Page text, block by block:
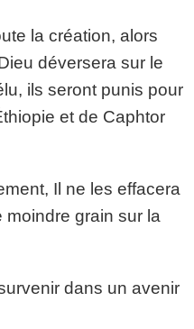
la création, alors
déversera sur le
ils seront punis pour
et de Caphtor
Il ne les effacera
moindre grain sur la
dans un avenir